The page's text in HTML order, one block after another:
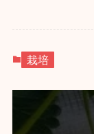
栽培